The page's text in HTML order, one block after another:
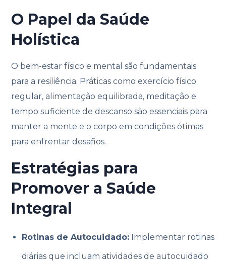
O Papel da Saúde
Holística
O bem-estar físico e mental são fundamentais
para a resiliência. Práticas como exercício físico
regular, alimentação equilibrada, meditação e
tempo suficiente de descanso são essenciais para
manter a mente e o corpo em condições ótimas
para enfrentar desafios.
Estratégias para
Promover a Saúde
Integral
Rotinas de Autocuidado: Implementar rotinas
diárias que incluam atividades de autocuidado